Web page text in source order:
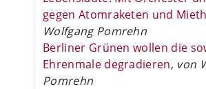
gegen Atomraketen und
Wolfgang Pomrehn
Berliner Grünen wollen die
Ehrenmale degradieren, von
Pomrehn